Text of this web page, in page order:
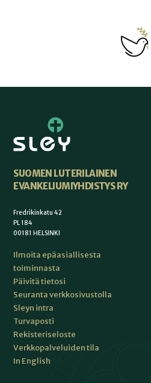
SUOMEN LUTERILAINEN
EVANKELIUMIYHDISTYS RY
Fredrikinkatu 42
PL 184
00181 HELSINKI
Ilmoita epäasiallisesta
toiminnasta
Päivitä tietosi
Seuranta verkkosivustolla
Sleyn intra
Turvaposti
Rekisteriseloste
Verkkopalveluiden tila
In English